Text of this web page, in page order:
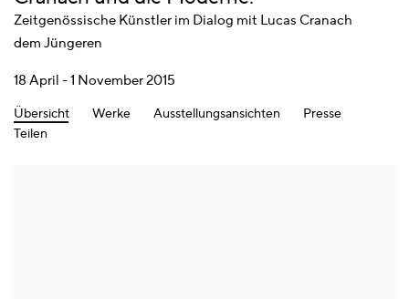
Zeitgenössische Künstler im Dialog mit Lucas Cranach
dem Jüngeren
18 April - 1 November 2015
Übersicht Werke Ausstellungsansichten
Presse
Teilen